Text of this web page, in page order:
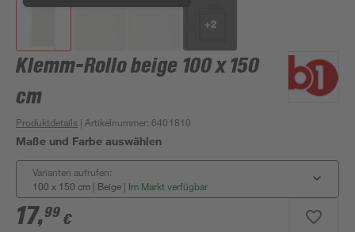
+2
Klemm-Rollo beige 100 x 150
cm
Produktdetails | Artikelnummer:6401810
Maße und Farbe auswählen
Varianten aufrufen:
100 x 150 cm | Beige | Im Markt verfügbar
17,99 €